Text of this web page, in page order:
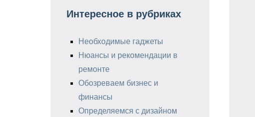
Интересное в рубриках
Необходимые гаджеты
Нюансы и рекомендации в
ремонте
Обозреваем бизнес и
финансы
Определяемся с дизайном